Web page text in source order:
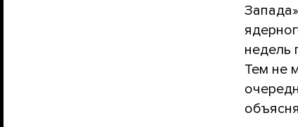
недель
Тем не